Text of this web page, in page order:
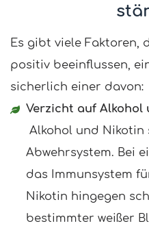
Es gibt viele Faktoren,
positiv beeinflussen,
sicherlich einer davon:
Verzicht auf Alkohol
Alkohol und Nikotin
Abwehrsystem. Bei
das Immunsystem
Nikotin hingegen
bestimmter weißer